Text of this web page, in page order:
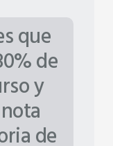
que
de
y
de